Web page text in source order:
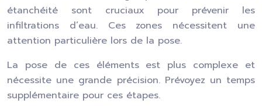
étanchéité sont cruciaux pour prévenir les
infiltrations d’eau. Ces zones nécessitent une
attention particulière lors de la pose.
La pose de ces éléments est plus complexe et
nécessite une grande précision. Prévoyez un temps
supplémentaire pour ces étapes.